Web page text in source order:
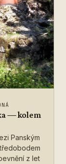
— kolem
Panským
z let